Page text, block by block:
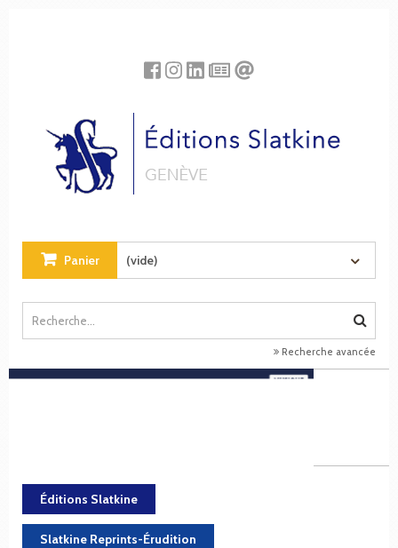
Panier (vide)
Recherche avancée
Éditions Slatkine
Slatkine Reprints-Érudition